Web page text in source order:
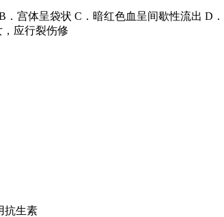
宫体呈袋状 C．暗红色血呈间歇性流出 D
应行裂伤修
抗生素